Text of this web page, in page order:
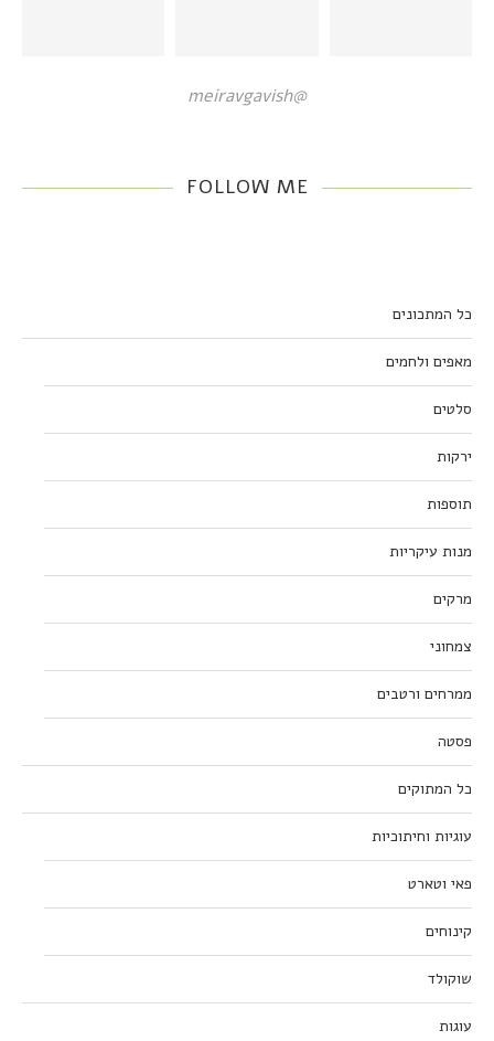
@meiravgavish
FOLLOW ME
כל המתכונים
מאפים ולחמים
סלטים
ירקות
תוספות
מנות עיקריות
מרקים
צמחוני
ממרחים ורטבים
פסטה
כל המתוקים
עוגיות וחיתוכיות
פאי וטארט
קינוחים
שוקולד
עוגות